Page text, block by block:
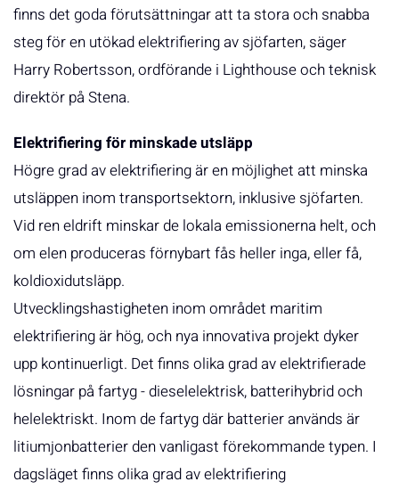
finns det goda förutsättningar att ta stora och snabba
steg för en utökad elektrifiering av sjöfarten, säger
Harry Robertsson, ordförande i Lighthouse och teknisk
direktör på Stena.
Elektrifiering för minskade utsläpp
Högre grad av elektrifiering är en möjlighet att minska
utsläppen inom transportsektorn, inklusive sjöfarten.
Vid ren eldrift minskar de lokala emissionerna helt, och
om elen produceras förnybart fås heller inga, eller få,
koldioxidutsläpp.
Utvecklingshastigheten inom området maritim
elektrifiering är hög, och nya innovativa projekt dyker
upp kontinuerligt. Det finns olika grad av elektrifierade
lösningar på fartyg - dieselelektrisk, batterihybrid och
helelektriskt. Inom de fartyg där batterier används är
litiumjonbatterier den vanligast förekommande typen. I
dagsläget finns olika grad av elektrifiering